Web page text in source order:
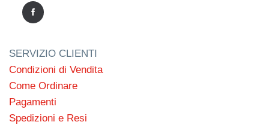
SERVIZIO CLIENTI
Condizioni di Vendita
Come Ordinare
Pagamenti
Spedizioni e Resi